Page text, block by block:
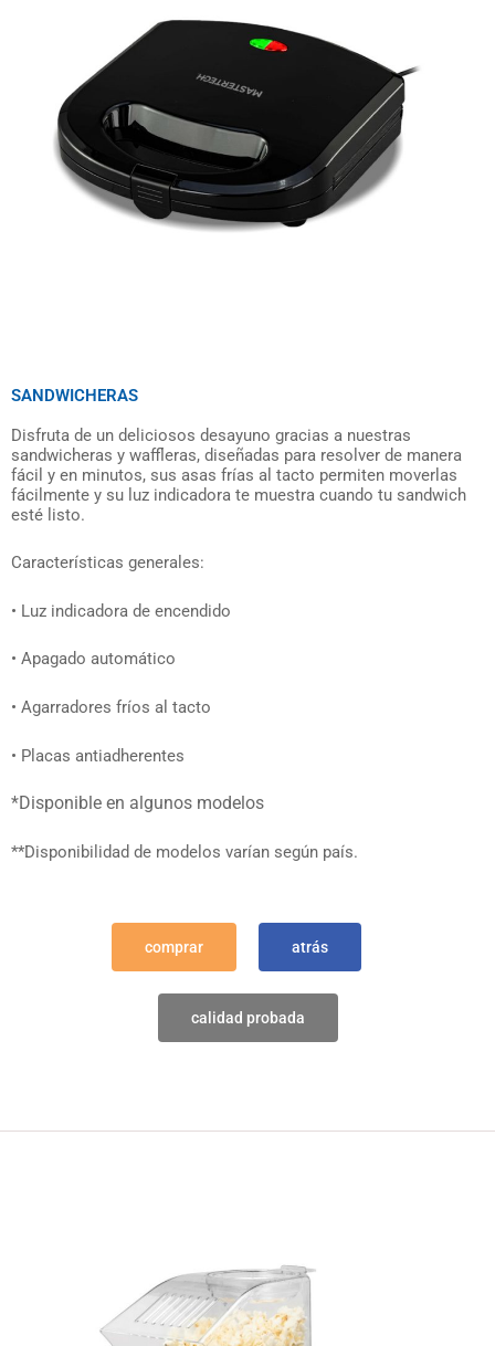
SANDWICHERAS
Disfruta de un deliciosos desayuno gracias a nuestras
sandwicheras y waffleras, diseñadas para resolver de manera
fácil y en minutos, sus asas frías al tacto permiten moverlas
fácilmente y su luz indicadora te muestra cuando tu sandwich
esté listo.
Características generales:
• Luz indicadora de encendido
• Apagado automático
• Agarradores fríos al tacto
• Placas antiadherentes
*Disponible en algunos modelos
**Disponibilidad de modelos varían según país.
comprar atrás
calidad probada